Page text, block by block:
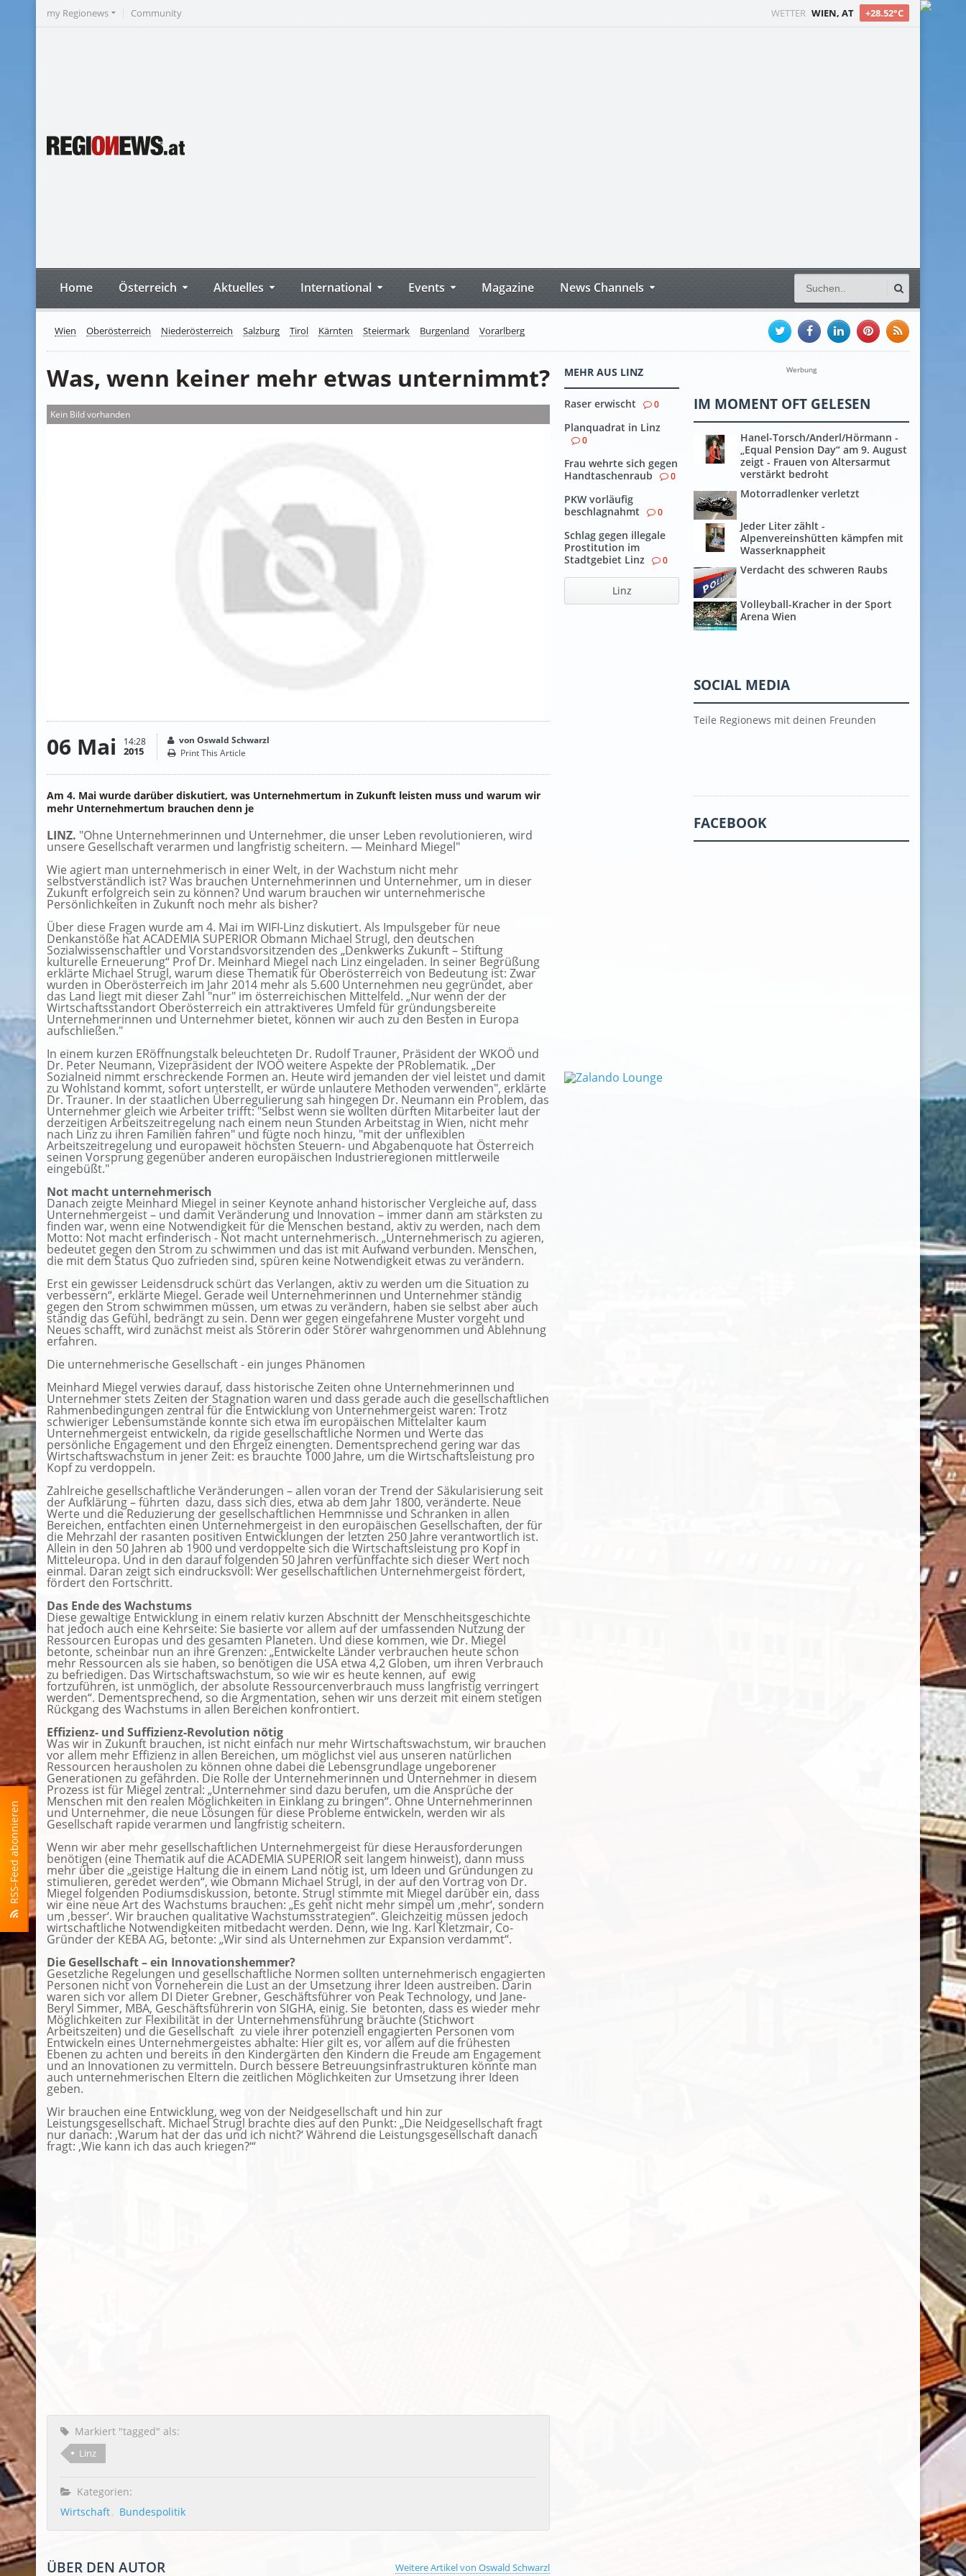
RSS-Feed abonnieren
WETTER WIEN, AT +28.52°C
my Regionews Community
Home Österreich Aktuelles International Events Magazine News Channels
Wien Oberösterreich Niederösterreich Salzburg Tirol Kärnten Steiermark Burgenland Vorarlberg
Was, wenn keiner mehr etwas unternimmt?
Kein Bild vorhanden
06 Mai 14:28
2015
von Oswald Schwarzl
Print This Article
Am 4. Mai wurde darüber diskutiert, was Unternehmertum in Zukunft leisten muss und warum wir
mehr Unternehmertum brauchen denn je
LINZ. "Ohne Unternehmerinnen und Unternehmer, die unser Leben revolutionieren, wird
unsere Gesellschaft verarmen und langfristig scheitern. — Meinhard Miegel"
Wie agiert man unternehmerisch in einer Welt, in der Wachstum nicht mehr
selbstverständlich ist? Was brauchen Unternehmerinnen und Unternehmer, um in dieser
Zukunft erfolgreich sein zu können? Und warum brauchen wir unternehmerische
Persönlichkeiten in Zukunft noch mehr als bisher?
Über diese Fragen wurde am 4. Mai im WIFI-Linz diskutiert. Als Impulsgeber für neue
Denkanstöße hat ACADEMIA SUPERIOR Obmann Michael Strugl, den deutschen
Sozialwissenschaftler und Vorstandsvorsitzenden des „Denkwerks Zukunft – Stiftung
kulturelle Erneuerung“ Prof Dr. Meinhard Miegel nach Linz eingeladen. In seiner Begrüßung
erklärte Michael Strugl, warum diese Thematik für Oberösterreich von Bedeutung ist: Zwar
wurden in Oberösterreich im Jahr 2014 mehr als 5.600 Unternehmen neu gegründet, aber
das Land liegt mit dieser Zahl "nur" im österreichischen Mittelfeld. „Nur wenn der der
Wirtschaftsstandort Oberösterreich ein attraktiveres Umfeld für gründungsbereite
Unternehmerinnen und Unternehmer bietet, können wir auch zu den Besten in Europa
aufschließen."
In einem kurzen ERöffnungstalk beleuchteten Dr. Rudolf Trauner, Präsident der WKOÖ und
Dr. Peter Neumann, Vizepräsident der IVOÖ weitere Aspekte der PRoblematik. „Der
Sozialneid nimmt erschreckende Formen an. Heute wird jemanden der viel leistet und damit
zu Wohlstand kommt, sofort unterstellt, er würde unlautere Methoden verwenden", erklärte
Dr. Trauner. In der staatlichen Überregulierung sah hingegen Dr. Neumann ein Problem, das
Unternehmer gleich wie Arbeiter trifft: "Selbst wenn sie wollten dürften Mitarbeiter laut der
derzeitigen Arbeitszeitregelung nach einem neun Stunden Arbeitstag in Wien, nicht mehr
nach Linz zu ihren Familien fahren" und fügte noch hinzu, "mit der unflexiblen
Arbeitszeitregelung und europaweit höchsten Steuern- und Abgabenquote hat Österreich
seinen Vorsprung gegenüber anderen europäischen Industrieregionen mittlerweile
eingebüßt."
Not macht unternehmerisch
Danach zeigte Meinhard Miegel in seiner Keynote anhand historischer Vergleiche auf, dass
Unternehmergeist – und damit Veränderung und Innovation – immer dann am stärksten zu
finden war, wenn eine Notwendigkeit für die Menschen bestand, aktiv zu werden, nach dem
Motto: Not macht erfinderisch - Not macht unternehmerisch. „Unternehmerisch zu agieren,
bedeutet gegen den Strom zu schwimmen und das ist mit Aufwand verbunden. Menschen,
die mit dem Status Quo zufrieden sind, spüren keine Notwendigkeit etwas zu verändern.
Erst ein gewisser Leidensdruck schürt das Verlangen, aktiv zu werden um die Situation zu
verbessern“, erklärte Miegel. Gerade weil Unternehmerinnen und Unternehmer ständig
gegen den Strom schwimmen müssen, um etwas zu verändern, haben sie selbst aber auch
ständig das Gefühl, bedrängt zu sein. Denn wer gegen eingefahrene Muster vorgeht und
Neues schafft, wird zunächst meist als Störerin oder Störer wahrgenommen und Ablehnung
erfahren.
Die unternehmerische Gesellschaft - ein junges Phänomen
Meinhard Miegel verwies darauf, dass historische Zeiten ohne Unternehmerinnen und
Unternehmer stets Zeiten der Stagnation waren und dass gerade auch die gesellschaftlichen
Rahmenbedingungen zentral für die Entwicklung von Unternehmergeist waren: Trotz
schwieriger Lebensumstände konnte sich etwa im europäischen Mittelalter kaum
Unternehmergeist entwickeln, da rigide gesellschaftliche Normen und Werte das
persönliche Engagement und den Ehrgeiz einengten. Dementsprechend gering war das
Wirtschaftswachstum in jener Zeit: es brauchte 1000 Jahre, um die Wirtschaftsleistung pro
Kopf zu verdoppeln.
Zahlreiche gesellschaftliche Veränderungen – allen voran der Trend der Säkularisierung seit
der Aufklärung – führten dazu, dass sich dies, etwa ab dem Jahr 1800, veränderte. Neue
Werte und die Reduzierung der gesellschaftlichen Hemmnisse und Schranken in allen
Bereichen, entfachten einen Unternehmergeist in den europäischen Gesellschaften, der für
die Mehrzahl der rasanten positiven Entwicklungen der letzten 250 Jahre verantwortlich ist.
Allein in den 50 Jahren ab 1900 und verdoppelte sich die Wirtschaftsleistung pro Kopf in
Mitteleuropa. Und in den darauf folgenden 50 Jahren verfünffachte sich dieser Wert noch
einmal. Daran zeigt sich eindrucksvoll: Wer gesellschaftlichen Unternehmergeist fördert,
fördert den Fortschritt.
Das Ende des Wachstums
Diese gewaltige Entwicklung in einem relativ kurzen Abschnitt der Menschheitsgeschichte
hat jedoch auch eine Kehrseite: Sie basierte vor allem auf der umfassenden Nutzung der
Ressourcen Europas und des gesamten Planeten. Und diese kommen, wie Dr. Miegel
betonte, scheinbar nun an ihre Grenzen: „Entwickelte Länder verbrauchen heute schon
mehr Ressourcen als sie haben, so benötigen die USA etwa 4,2 Globen, um ihren Verbrauch
zu befriedigen. Das Wirtschaftswachstum, so wie wir es heute kennen, auf ewig
fortzuführen, ist unmöglich, der absolute Ressourcenverbrauch muss langfristig verringert
werden“. Dementsprechend, so die Argmentation, sehen wir uns derzeit mit einem stetigen
Rückgang des Wachstums in allen Bereichen konfrontiert.
Effizienz- und Suffizienz-Revolution nötig
Was wir in Zukunft brauchen, ist nicht einfach nur mehr Wirtschaftswachstum, wir brauchen
vor allem mehr Effizienz in allen Bereichen, um möglichst viel aus unseren natürlichen
Ressourcen herausholen zu können ohne dabei die Lebensgrundlage ungeborener
Generationen zu gefährden. Die Rolle der Unternehmerinnen und Unternehmer in diesem
Prozess ist für Miegel zentral: „Unternehmer sind dazu berufen, um die Ansprüche der
Menschen mit den realen Möglichkeiten in Einklang zu bringen“. Ohne Unternehmerinnen
und Unternehmer, die neue Lösungen für diese Probleme entwickeln, werden wir als
Gesellschaft rapide verarmen und langfristig scheitern.
Wenn wir aber mehr gesellschaftlichen Unternehmergeist für diese Herausforderungen
benötigen (eine Thematik auf die ACADEMIA SUPERIOR seit langem hinweist), dann muss
mehr über die „geistige Haltung die in einem Land nötig ist, um Ideen und Gründungen zu
stimulieren, geredet werden“, wie Obmann Michael Strugl, in der auf den Vortrag von Dr.
Miegel folgenden Podiumsdiskussion, betonte. Strugl stimmte mit Miegel darüber ein, dass
wir eine neue Art des Wachstums brauchen: „Es geht nicht mehr simpel um ‚mehr‘, sondern
um ‚besser‘. Wir brauchen qualitative Wachstumsstrategien“. Gleichzeitig müssen jedoch
wirtschaftliche Notwendigkeiten mitbedacht werden. Denn, wie Ing. Karl Kletzmair, Co-
Gründer der KEBA AG, betonte: „Wir sind als Unternehmen zur Expansion verdammt“.
Die Gesellschaft – ein Innovationshemmer?
Gesetzliche Regelungen und gesellschaftliche Normen sollten unternehmerisch engagierten
Personen nicht von Vorneherein die Lust an der Umsetzung ihrer Ideen austreiben. Darin
waren sich vor allem DI Dieter Grebner, Geschäftsführer von Peak Technology, und Jane-
Beryl Simmer, MBA, Geschäftsführerin von SIGHA, einig. Sie betonten, dass es wieder mehr
Möglichkeiten zur Flexibilität in der Unternehmensführung bräuchte (Stichwort
Arbeitszeiten) und die Gesellschaft zu viele ihrer potenziell engagierten Personen vom
Entwickeln eines Unternehmergeistes abhalte: Hier gilt es, vor allem auf die frühesten
Ebenen zu achten und bereits in den Kindergärten den Kindern die Freude am Engagement
und an Innovationen zu vermitteln. Durch bessere Betreuungsinfrastrukturen könnte man
auch unternehmerischen Eltern die zeitlichen Möglichkeiten zur Umsetzung ihrer Ideen
geben.
Wir brauchen eine Entwicklung, weg von der Neidgesellschaft und hin zur
Leistungsgesellschaft. Michael Strugl brachte dies auf den Punkt: „Die Neidgesellschaft fragt
nur danach: ‚Warum hat der das und ich nicht?‘ Während die Leistungsgesellschaft danach
fragt: ‚Wie kann ich das auch kriegen?‘“
Markiert "tagged" als:
Linz
Kategorien:
Wirtschaft
Bundespolitik
Weitere Artikel von Oswald Schwarzl
ÜBER DEN AUTOR
MEHR AUS LINZ
Raser erwischt 0
Planquadrat in Linz
0
Frau wehrte sich gegen
Handtaschenraub
0
PKW vorläufig
beschlagnahmt
0
Schlag gegen illegale
Prostitution im
Stadtgebiet Linz
0
Linz
Werbung
IM MOMENT OFT GELESEN
Hanel-Torsch/Anderl/Hörmann -
„Equal Pension Day“ am 9. August
zeigt - Frauen von Altersarmut
verstärkt bedroht
Motorradlenker verletzt
Jeder Liter zählt -
Alpenvereinshütten kämpfen mit
Wasserknappheit
Verdacht des schweren Raubs
Volleyball-Kracher in der Sport
Arena Wien
SOCIAL MEDIA
Teile Regionews mit deinen Freunden
FACEBOOK